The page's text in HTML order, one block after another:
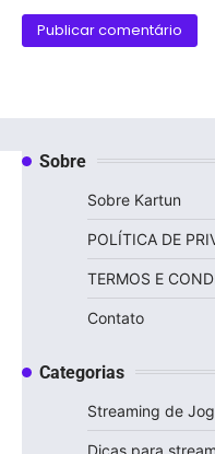
Sobre
Sobre Kartun
POLÍTICA DE
TERMOS E
Contato
Categorias
Streaming de
Dicas para